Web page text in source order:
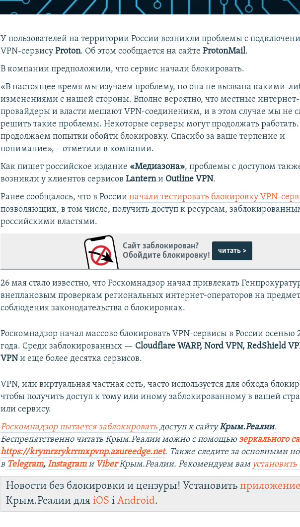
У пользователей на территории России возникли проблемы с
VPN-сервисуProton. Об этом сообщается на сайтеProtonMail.
В компании предположили, что сервис начали блокировать.
«В настоящее время мы изучаем проблему, но она не вызвана какими-
изменениями с нашей стороны. Вполне вероятно, что местные интернет-
провайдеры и власти мешают VPN-соединениям, и в этом случае мы не
решить такие проблемы. Некоторые серверы могут продолжать
продолжаем попытки обойти блокировку. Спасибо за ваше терпение и
понимание», – отметили в компании.
Как пишет российское издание «Медиазона», проблемы с доступом
возникли у клиентов сервисовLanternи Outline VPN.
Ранее сообщалось, что в Россииначали тестировать блокировку VPN-
позволяющих, в том числе, получить доступ к ресурсам,
российскими властями.
Сайт заблокирован?
Обойдите блокировку!
читать >
26 мая стало известно, что Роскомнадзор начал привлекать
внеплановым проверкам региональных интернет-операторов на
соблюдения законодательства о блокировках.
Роскомнадзор начал массово блокировать VPN-сервисы в России осенью
года. Среди заблокированных — Cloudflare WARP, Nord VPN, RedShield
VPNи еще более десятка сервисов.
VPN, или виртуальная частная сеть, часто используется для обхода
чтобы получить доступ к тому или иному заблокированному в вашей
или сервису.
Роскомнадзор пытается заблокировать доступ к сайтуКрым.Реалии.
Беспрепятственно читать Крым.Реалии можно с помощьюзеркального
https://krymrzrykrrmxpvnp.azureedge.net. Также следите за основными
в Telegram, Instagram и ViberКрым.Реалии. Рекомендуем вам установить
Новости без блокировки и цензуры! Установитьприложение
Крым.Реалии дляiOS іAndroid.